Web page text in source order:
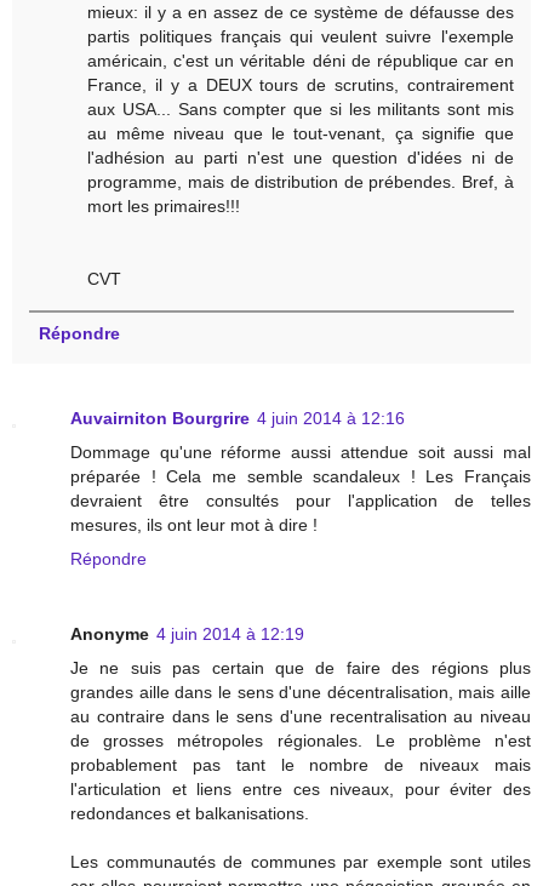
mieux: il y a en assez de ce système de défausse des
partis politiques français qui veulent suivre l'exemple
américain, c'est un véritable déni de république car en
France, il y a DEUX tours de scrutins, contrairement
aux USA... Sans compter que si les militants sont mis
au même niveau que le tout-venant, ça signifie que
l'adhésion au parti n'est une question d'idées ni de
programme, mais de distribution de prébendes. Bref, à
mort les primaires!!!
CVT
Répondre
Auvairniton Bourgrire 4 juin 2014 à 12:16
Dommage qu'une réforme aussi attendue soit aussi mal
préparée ! Cela me semble scandaleux ! Les Français
devraient être consultés pour l'application de telles
mesures, ils ont leur mot à dire !
Répondre
Anonyme 4 juin 2014 à 12:19
Je ne suis pas certain que de faire des régions plus
grandes aille dans le sens d'une décentralisation, mais aille
au contraire dans le sens d'une recentralisation au niveau
de grosses métropoles régionales. Le problème n'est
probablement pas tant le nombre de niveaux mais
l'articulation et liens entre ces niveaux, pour éviter des
redondances et balkanisations.
Les communautés de communes par exemple sont utiles